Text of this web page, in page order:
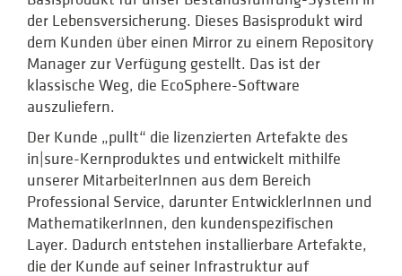
der Lebensversicherung. Dieses Basisprodukt wird
dem Kunden über einen Mirror zu einem Repository
Manager zur Verfügung gestellt. Das ist der
klassische Weg, die EcoSphere-Software
auszuliefern.
Der Kunde „pullt“ die lizenzierten Artefakte des
in|sure-Kernproduktes und entwickelt mithilfe
unserer MitarbeiterInnen aus dem Bereich
Professional Service, darunter EntwicklerInnen und
MathematikerInnen, den kundenspezifischen
Layer. Dadurch entstehen installierbare Artefakte,
die der Kunde auf seiner Infrastruktur auf